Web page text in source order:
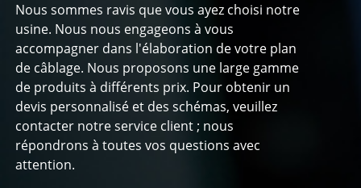
Nous sommes ravis que vous ayez choisi notre
usine. Nous nous engageons à vous
accompagner dans l'élaboration de votre plan
de câblage. Nous proposons une large gamme
de produits à différents prix. Pour obtenir un
devis personnalisé et des schémas, veuillez
contacter notre service client ; nous
répondrons à toutes vos questions avec
attention.